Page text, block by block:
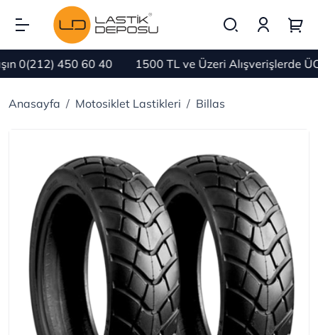
0(212) 450 60 40 1500 TL ve Üzeri Alışverişlerde
Anasayfa Motosiklet Lastikleri Billas